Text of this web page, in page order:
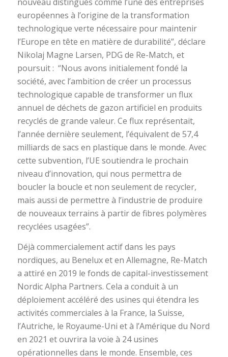
européennes à l’origine de la transformation
technologique verte nécessaire pour maintenir
l’Europe en tête en matière de durabilité”, déclare
Nikolaj Magne Larsen, PDG de Re-Match, et
poursuit : “Nous avons initialement fondé la
société, avec l’ambition de créer un processus
technologique capable de transformer un flux
annuel de déchets de gazon artificiel en produits
recyclés de grande valeur. Ce flux représentait,
l’année dernière seulement, l’équivalent de 57,4
milliards de sacs en plastique dans le monde. Avec
cette subvention, l’UE soutiendra le prochain
niveau d’innovation, qui nous permettra de
boucler la boucle et non seulement de recycler,
mais aussi de permettre à l’industrie de produire
de nouveaux terrains à partir de fibres polymères
recyclées usagées”.
Déjà commercialement actif dans les pays
nordiques, au Benelux et en Allemagne, Re-Match
a attiré en 2019 le fonds de capital-investissement
Nordic Alpha Partners. Cela a conduit à un
déploiement accéléré des usines qui étendra les
activités commerciales à la France, la Suisse,
l’Autriche, le Royaume-Uni et à l’Amérique du Nord
en 2021 et ouvrira la voie à 24 usines
opérationnelles dans le monde. Ensemble, ces